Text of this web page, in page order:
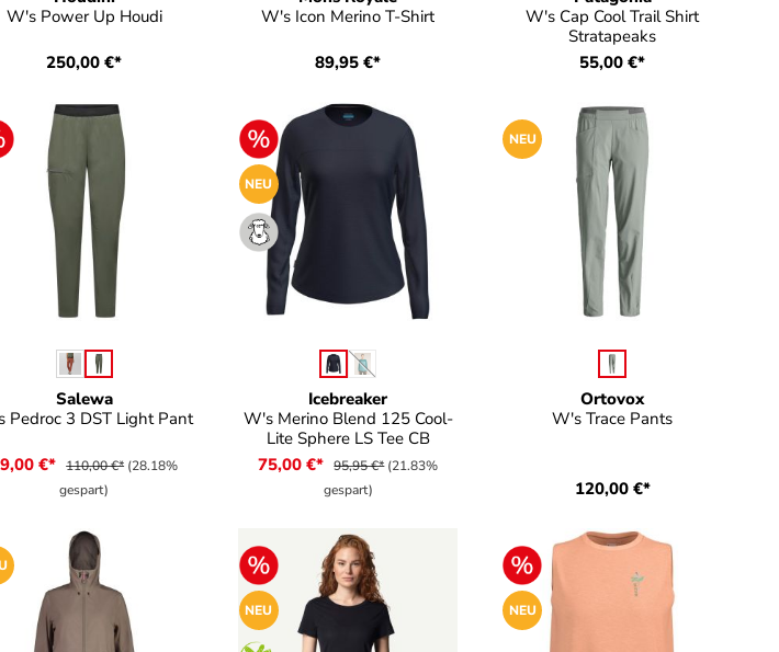
W's Power Up Houdi
250,00 €*
W's Icon Merino T-Shirt
89,95 €*
W's Cap Cool Trail Shirt
Stratapeaks
55,00 €*
Salewa
Pedroc 3 DST Light Pant
auswählen
€* 110,00 €* (28.18%
gespart)
NEU
Icebreaker
W's Merino Blend 125 Cool-
Lite Sphere LS Tee CB
auswählen
(Diese Option ist zurzeit nicht verfügbar.)
75,00 €* 95,95 €* (21.83%
gespart)
NEU
Ortovox
W's Trace Pants
Farbeauswählen
120,00 €*
NEU NEU